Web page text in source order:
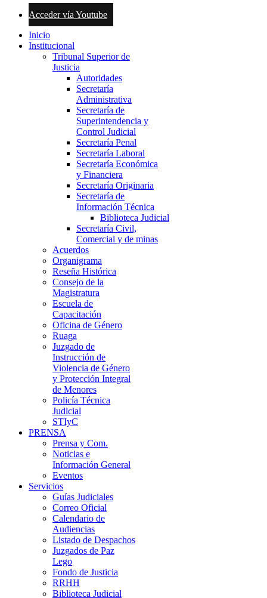
Acceder vía Youtube
Inicio
Institucional
Tribunal Superior de
Justicia
Autoridades
Secretaría
Administrativa
Secretaría de
Superintendencia y
Control Judicial
Secretaría Penal
Secretaría Laboral
Secretaría Económica
y Financiera
Secretaría Originaria
Secretaría de
Información Técnica
Biblioteca Judicial
Secretaría Civil,
Comercial y de minas
Acuerdos
Organigrama
Reseña Histórica
Consejo de la
Magistratura
Escuela de
Capacitación
Oficina de Género
Ruaga
Juzgado de
Instrucción de
Violencia de Género
y Protección Integral
de Menores
Policía Técnica
Judicial
STIyC
PRENSA
Prensa y Com.
Noticias e
Información General
Eventos
Servicios
Guías Judiciales
Correo Oficial
Calendario de
Audiencias
Listado de Despachos
Juzgados de Paz
Lego
Fondo de Justicia
RRHH
Biblioteca Judicial